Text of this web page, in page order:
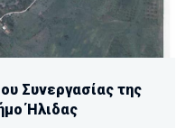
Συνεργασίας της
στο Δήμο Ήλιδας